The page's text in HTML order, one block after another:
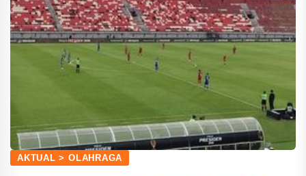
AKTUAL > OLAHRAGA